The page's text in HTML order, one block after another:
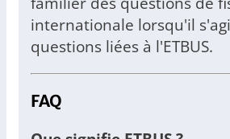
internationale lorsqu'il
questions liées à l'ETBUS.
FAQ